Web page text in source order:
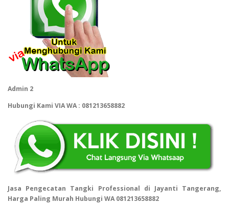
Admin 2
Hubungi Kami VIA WA : 081213658882
Jasa Pengecatan Tangki Professional di Jayanti Tangerang,
Harga Paling Murah Hubungi WA 081213658882